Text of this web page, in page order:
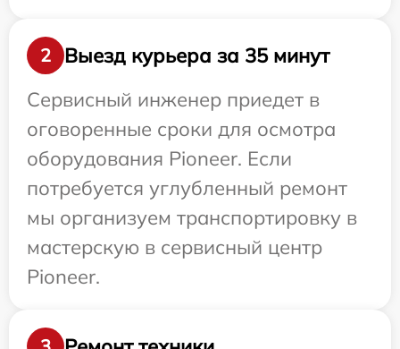
2
Выезд курьера за 35 минут
Сервисный инженер приедет в
оговоренные сроки для осмотра
оборудования Pioneer. Если
потребуется углубленный ремонт
мы организуем транспортировку в
мастерскую в сервисный центр
Pioneer.